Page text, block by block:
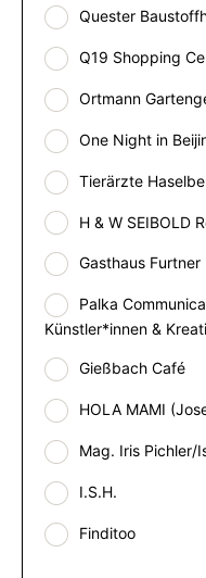
Quester
Q19 Shopping
Ortmann
One Night in
Tierärzte
H & W SEIBOLD
Gasthaus Furtner
Palka
Künstler*innen &
Gießbach Café
HOLA MAMI
Mag. Iris Pichler/
I.S.H.
Finditoo